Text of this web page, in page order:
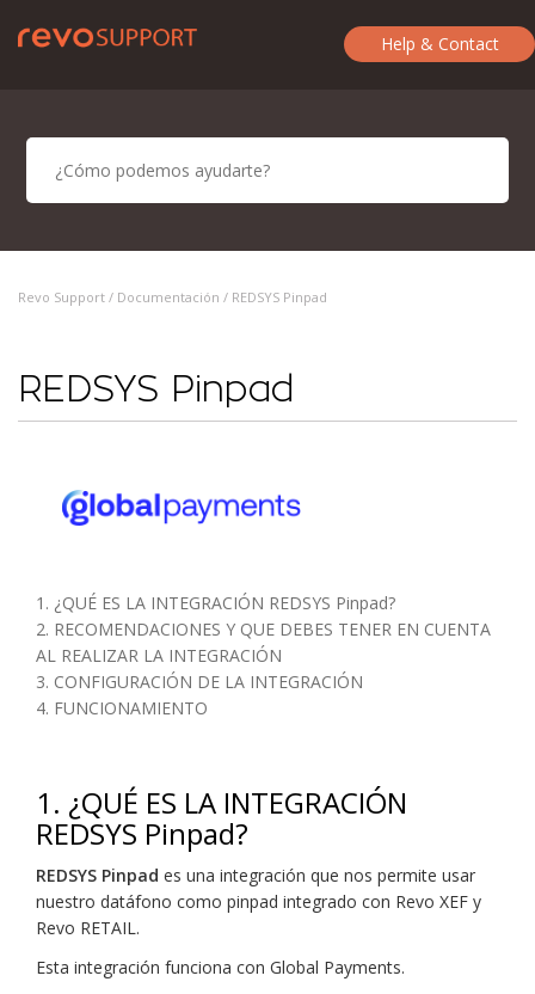
Help & Contact
Revo Support / Documentación / REDSYS Pinpad
REDSYS Pinpad
1. ¿QUÉ ES LA INTEGRACIÓN REDSYS Pinpad?
2. RECOMENDACIONES Y QUE DEBES TENER EN CUENTA
AL REALIZAR LA INTEGRACIÓN
3. CONFIGURACIÓN DE LA INTEGRACIÓN
4. FUNCIONAMIENTO
1. ¿QUÉ ES LA INTEGRACIÓN
REDSYS Pinpad?
REDSYS Pinpad es una integración que nos permite usar
nuestro datáfono como pinpad integrado con Revo XEF y
Revo RETAIL.
Esta integración funciona con Global Payments.